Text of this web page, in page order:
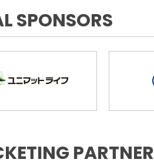
SPONSORS
PARTNER